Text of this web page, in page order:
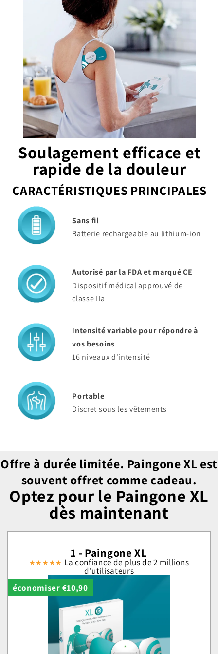
Soulagement efficace et
rapide de la douleur
CARACTÉRISTIQUES PRINCIPALES
Sans fil
Batterie rechargeable au lithium-ion
Autorisé par la FDA et marqué CE
Dispositif médical approuvé de
classe IIa
Intensité variable pour répondre à
vos besoins
16 niveaux d'intensité
Portable
Discret sous les vêtements
Offre à durée limitée. Paingone XL est
souvent offret comme cadeau.
Optez pour le Paingone XL
dès maintenant
1 - Paingone XL
★★★★★ La confiance de plus de 2 millions
d'utilisateurs
économiser €10,90